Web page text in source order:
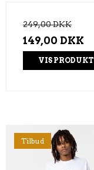
249,00 DKK
149,00 DKK
VIS PRODUKT
Tilbud